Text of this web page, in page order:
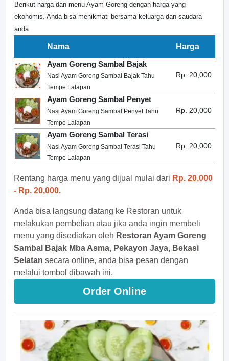
Berikut harga dan menu Ayam Goreng dengan harga yang
ekonomis. Anda bisa menikmati bersama keluarga dan saudara
anda
Nama
Harga
Ayam Goreng Sambal Bajak
Nasi Ayam Goreng Sambal Bajak Tahu
Tempe Lalapan
Rp. 20,000
Ayam Goreng Sambal Penyet
Nasi Ayam Goreng Sambal Penyet Tahu
Tempe Lalapan
Rp. 20,000
Ayam Goreng Sambal Terasi
Nasi Ayam Goreng Sambal Terasi Tahu
Tempe Lalapan
Rp. 20,000
Rentang harga menu yang dijual mulai dari Rp. 20,000
- Rp. 20,000.
Anda bisa langsung datang ke Restoran untuk
melakukan pembelian atau jika anda ingin membeli
menu yang disediakan oleh Restoran Ayam Goreng
Sambal Bajak Mba Asma, Pekayon Jaya, Bekasi
Selatan secara online, anda bisa pesan dengan
melalui tombol dibawah ini.
Order Online